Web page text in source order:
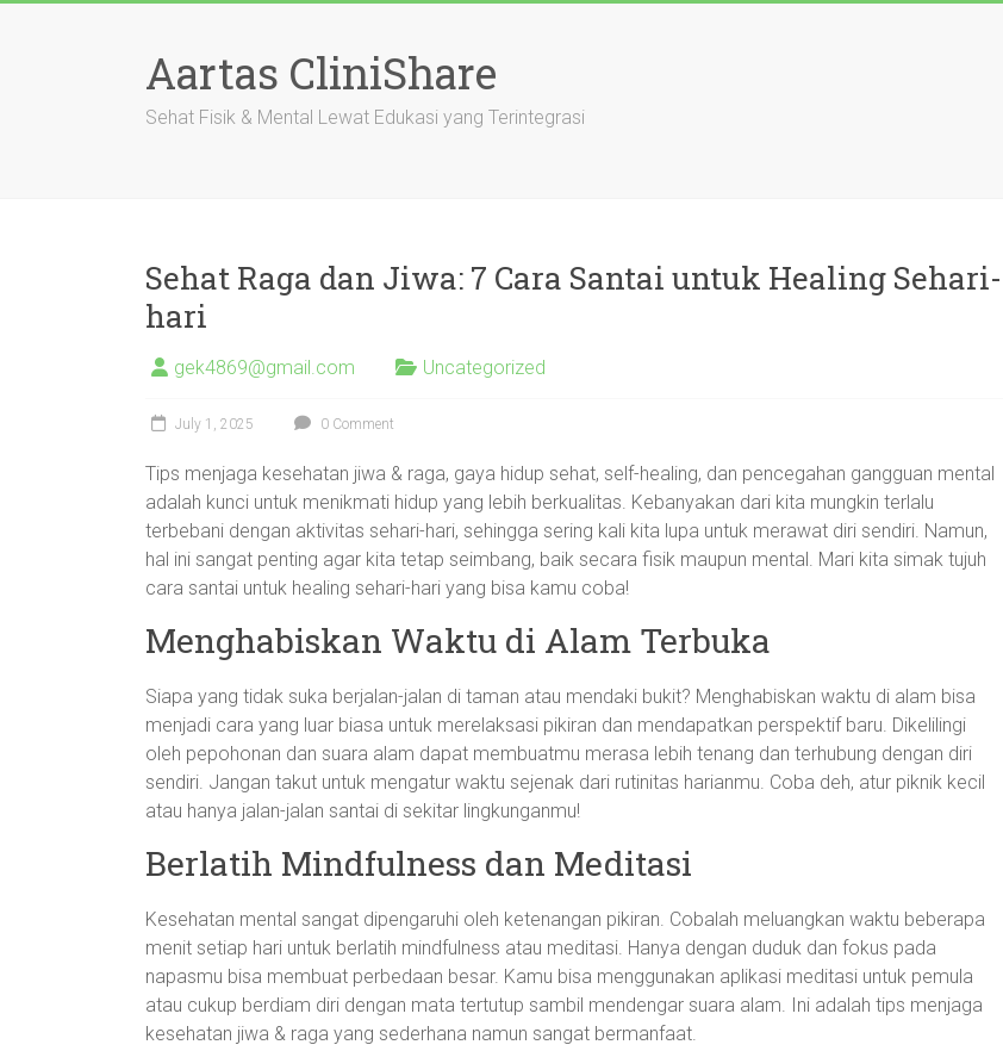
Aartas CliniShare
Sehat Fisik & Mental Lewat Edukasi yang Terintegrasi
Sehat Raga dan Jiwa: 7 Cara Santai untuk Healing Sehari-
hari
gek4869@gmail.com Uncategorized
July 1, 2025 0 Comment
Tips menjaga kesehatan jiwa & raga, gaya hidup sehat, self-healing, dan pencegahan gangguan mental
adalah kunci untuk menikmati hidup yang lebih berkualitas. Kebanyakan dari kita mungkin terlalu
terbebani dengan aktivitas sehari-hari, sehingga sering kali kita lupa untuk merawat diri sendiri. Namun,
hal ini sangat penting agar kita tetap seimbang, baik secara fisik maupun mental. Mari kita simak tujuh
cara santai untuk healing sehari-hari yang bisa kamu coba!
Menghabiskan Waktu di Alam Terbuka
Siapa yang tidak suka berjalan-jalan di taman atau mendaki bukit? Menghabiskan waktu di alam bisa
menjadi cara yang luar biasa untuk merelaksasi pikiran dan mendapatkan perspektif baru. Dikelilingi
oleh pepohonan dan suara alam dapat membuatmu merasa lebih tenang dan terhubung dengan diri
sendiri. Jangan takut untuk mengatur waktu sejenak dari rutinitas harianmu. Coba deh, atur piknik kecil
atau hanya jalan-jalan santai di sekitar lingkunganmu!
Berlatih Mindfulness dan Meditasi
Kesehatan mental sangat dipengaruhi oleh ketenangan pikiran. Cobalah meluangkan waktu beberapa
menit setiap hari untuk berlatih mindfulness atau meditasi. Hanya dengan duduk dan fokus pada
napasmu bisa membuat perbedaan besar. Kamu bisa menggunakan aplikasi meditasi untuk pemula
atau cukup berdiam diri dengan mata tertutup sambil mendengar suara alam. Ini adalah tips menjaga
kesehatan jiwa & raga yang sederhana namun sangat bermanfaat.